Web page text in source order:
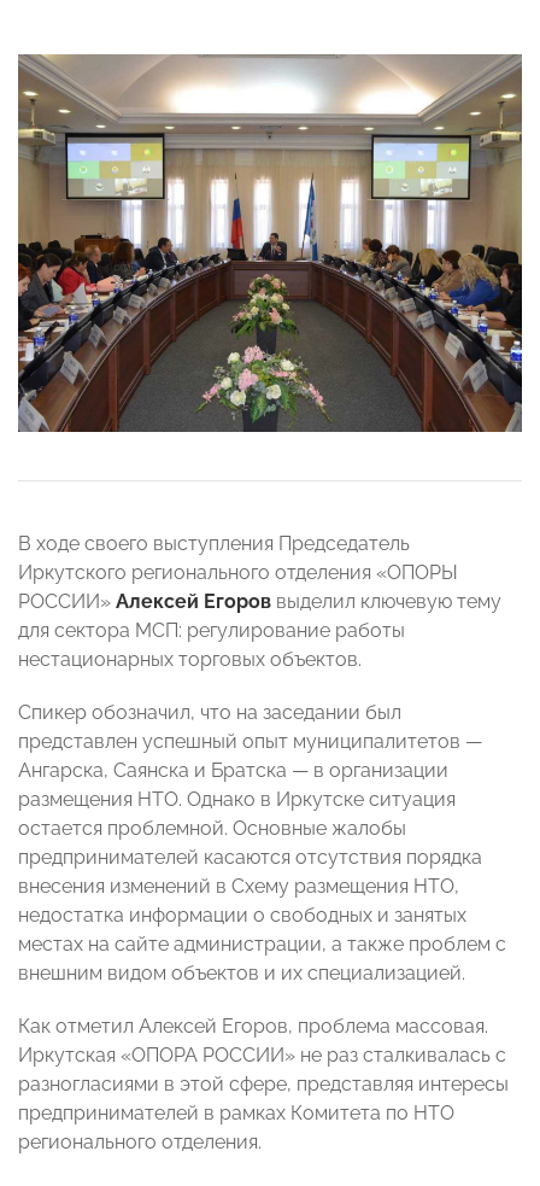
В ходе своего выступления Председатель
Иркутского регионального отделения «ОПОРЫ
РОССИИ» Алексей Егоров выделил ключевую тему
для сектора МСП: регулирование работы
нестационарных торговых объектов.
Спикер обозначил, что на заседании был
представлен успешный опыт муниципалитетов —
Ангарска, Саянска и Братска — в организации
размещения НТО. Однако в Иркутске ситуация
остается проблемной. Основные жалобы
предпринимателей касаются отсутствия порядка
внесения изменений в Схему размещения НТО,
недостатка информации о свободных и занятых
местах на сайте администрации, а также проблем с
внешним видом объектов и их специализацией.
Как отметил Алексей Егоров, проблема массовая.
Иркутская «ОПОРА РОССИИ» не раз сталкивалась с
разногласиями в этой сфере, представляя интересы
предпринимателей в рамках Комитета по НТО
регионального отделения.